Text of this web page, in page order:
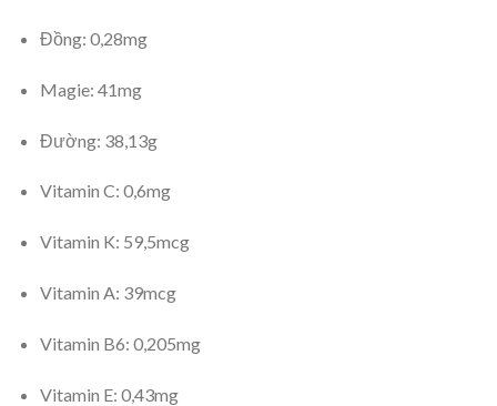
Đồng: 0,28mg
Magie: 41mg
Đường: 38,13g
Vitamin C: 0,6mg
Vitamin K: 59,5mcg
Vitamin A: 39mcg
Vitamin B6: 0,205mg
Vitamin E: 0,43mg